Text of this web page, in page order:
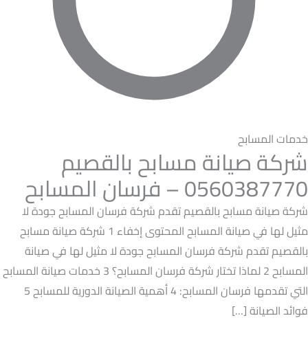
خدمات المسابح
شركة صيانة مسابح بالقصيم
0560387770 – فرسان المسابح
شركة صيانة مسابح بالقصيم تقدم شركة فرسان المسابح جودة لا
مثيل لها في صيانة المسابح المحتوى إخفاء 1 شركة صيانة مسابح
بالقصيم تقدم شركة فرسان المسابح جودة لا مثيل لها في صيانة
المسابح 2 لماذا تختار شركة فرسان المسابح؟ 3 خدمات صيانة المسابح
التي تقدمها فرسان المسابح: 4 أهمية الصيانة الدورية للمسابح 5
فوائد الصيانة […]